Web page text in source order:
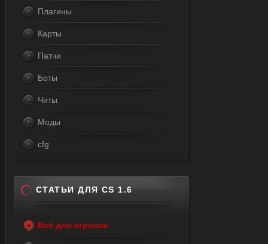
Плагины
Карты
Патчи
Боты
Читы
Моды
cfg
СТАТЬИ ДЛЯ CS 1.6
Всё для игроков